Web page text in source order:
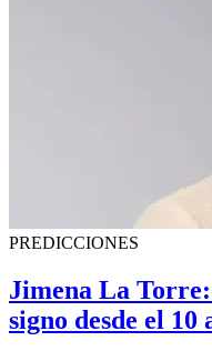
PREDICCIONES
Jimena La
signo desde el 10